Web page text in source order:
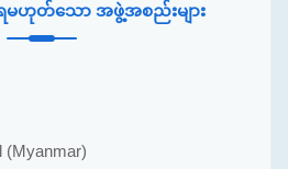
မဟုတ်သော အဖွဲ့အစည်းများ
(Myanmar)